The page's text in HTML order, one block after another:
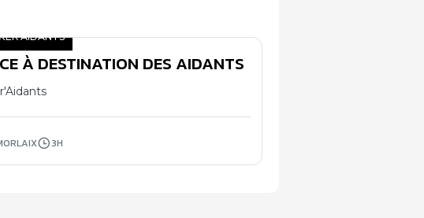
À DESTINATION DES AIDANTS
3H